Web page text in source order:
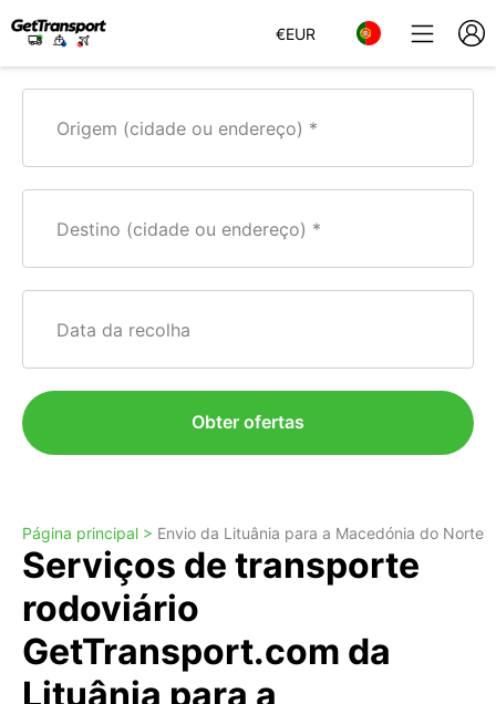
€EUR
Origem (cidade ou endereço)
Destino (cidade ou endereço)
Data da recolha
Obter ofertas
Página principal > Envio da Lituânia para a Macedónia do Norte
Serviços de transporte
rodoviário
GetTransport.com da
Lituânia para a